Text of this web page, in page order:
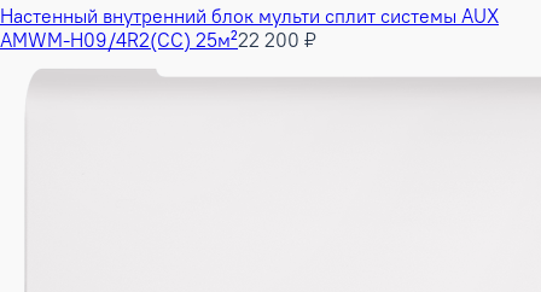
Настенный внутренний блок мульти сплит системы AUX
AMWM-H09/4R2(CC) 25м²22 200 ₽